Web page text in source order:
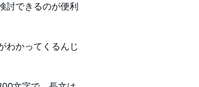
討できるのが便利
わかってくるんじ